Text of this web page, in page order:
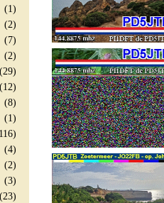
(1)
(2)
(7)
(2)
(29)
(12)
(8)
(1)
(4)
(2)
(3)
(23)